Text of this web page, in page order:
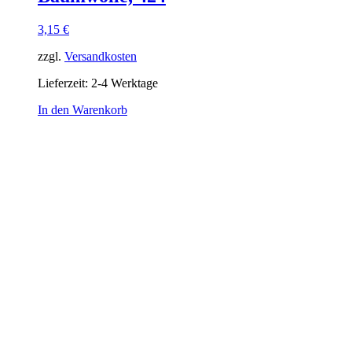
3,15 €
zzgl. Versandkosten
Lieferzeit: 2-4 Werktage
In den Warenkorb